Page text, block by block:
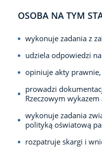
OSOBA NA TYM
wykonuje zadania z
udziela odpowiedzi
opiniuje akty prawnie,
prowadzi
Rzeczowym wykazem
wykonuje zadania
polityką oświatową
rozpatruje skargi i